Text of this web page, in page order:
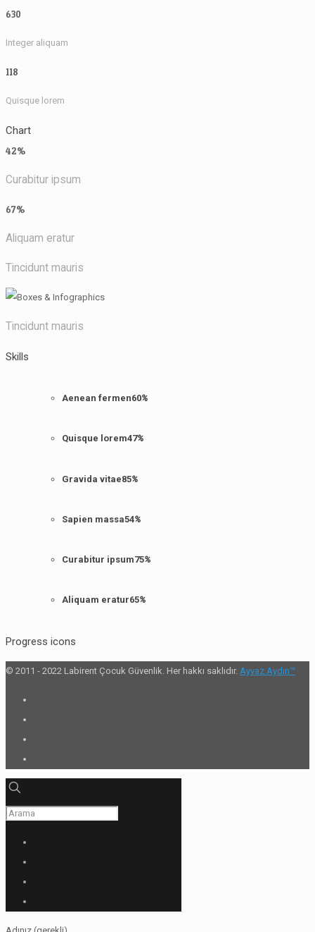
630
Integer aliquam
118
Quisque lorem
Chart
42%
Curabitur ipsum
67%
Aliquam eratur
Tincidunt mauris
Tincidunt mauris
Skills
Aenean fermen60%
Quisque lorem47%
Gravida vitae85%
Sapien massa54%
Curabitur ipsum75%
Aliquam eratur65%
Progress icons
© 2011 - 2022 Labirent Çocuk Güvenlik. Her hakkı saklıdır. Ayvaz Aydın™